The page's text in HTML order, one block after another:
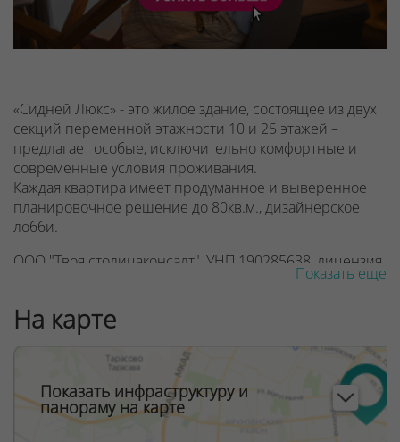
«Сидней Люкс» - это жилое здание, состоящее из двух
секций переменной этажности 10 и 25 этажей –
предлагает особые, исключительно комфортные и
современные условия проживания.
Каждая квартира имеет продуманное и выверенное
планировочное решение до 80кв.м., дизайнерское
лобби.
ООО "Твоя столицаконсалт", УНП 190285638, лицензия
Договор на оказание риэлтерских услуг № 447/6, от
04.09.2025
Показать еще
На карте
Показать инфраструктуру и
панораму на карте